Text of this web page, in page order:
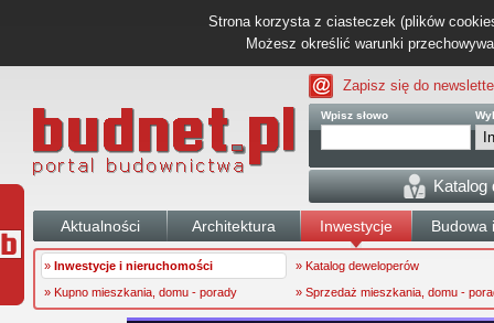
Strona korzysta z ciasteczek (plików
Możesz określić warunki
Zapisz się do
Wpisz słowo
Katalog
Aktualności Architektura Inwestycje Budowa
» Inwestycje i nieruchomości
» Katalog deweloperów
» Kupno mieszkania, domu - porady
» Sprzedaż mieszkania, domu -